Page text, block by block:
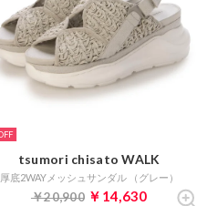
tsumori chisato WALK
厚底2WAYメッシュサンダル （グレー）
￥20,900 ￥14,630